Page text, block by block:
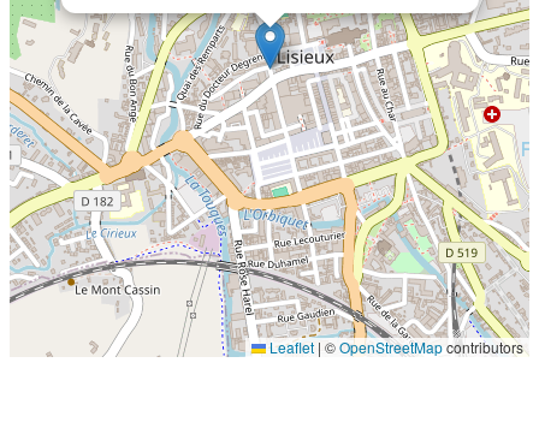
Localisation en cours...
Leaflet | ©OpenStreetMapcontributors